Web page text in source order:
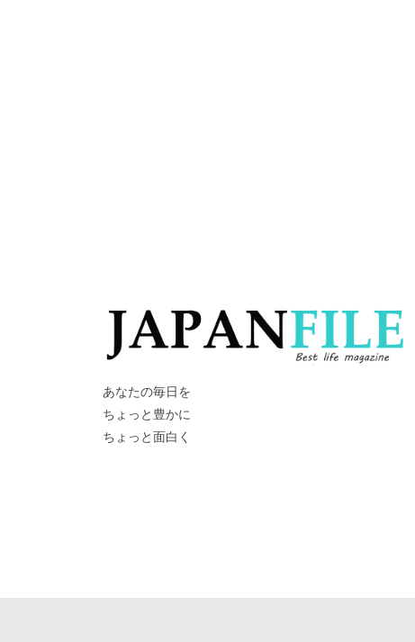
あなたの毎日を
ちょっと豊かに
ちょっと面白く